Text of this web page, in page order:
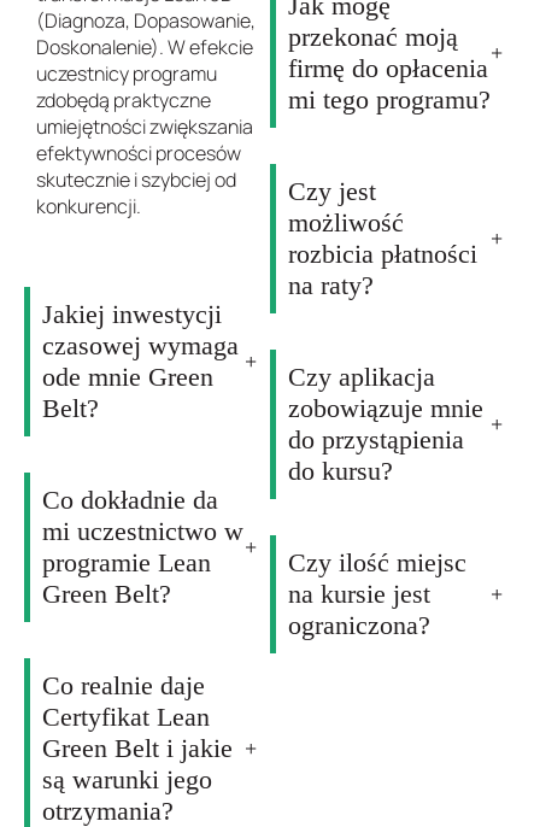
(Diagnoza, Dopasowanie,
Doskonalenie). W efekcie
uczestnicy programu
zdobędą praktyczne
umiejętności zwiększania
efektywności procesów
skutecznie i szybciej od
konkurencji.
Jakiej inwestycji
czasowej wymaga
ode mnie Green
Belt?
Co dokładnie da
mi uczestnictwo w
programie Lean
Green Belt?
Co realnie daje
Certyfikat Lean
Green Belt i jakie
są warunki jego
otrzymania?
przekonać moją
firmę do opłacenia
mi tego programu?
Czy jest
możliwość
rozbicia płatności
na raty?
Czy aplikacja
zobowiązuje mnie
do przystąpienia
do kursu?
Czy ilość miejsc
na kursie jest
ograniczona?